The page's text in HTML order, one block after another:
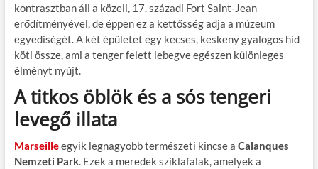
kontrasztban áll a közeli, 17. századi Fort Saint-Jean
erődítményével, de éppen ez a kettősség adja a múzeum
egyediségét. A két épületet egy kecses, keskeny gyalogos híd
köti össze, ami a tenger felett lebegve egészen különleges
élményt nyújt.
A titkos öblök és a sós tengeri
levegő illata
Marseilleegyik legnagyobb természeti kincse a Calanques
Nemzeti Park. Ezek a meredek sziklafalak, amelyek a